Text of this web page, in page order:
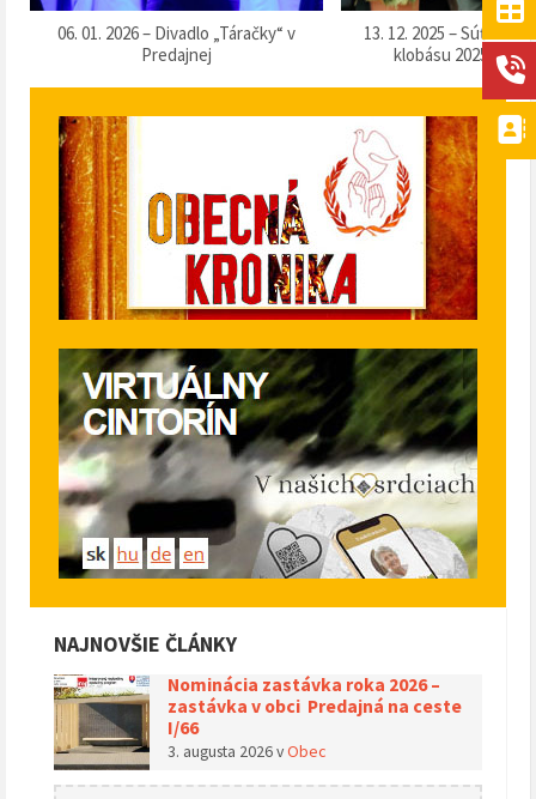
06. 01. 2026 – Divadlo „Táračky“ v
Predajnej
13. 12. 2025 – Súťaž o
klobásu 2025“ v
NAJNOVŠIE ČLÁNKY
Nominácia zastávka roka 2026 –
zastávka v obci Predajná na ceste
I/66
3. augusta 2026vObec